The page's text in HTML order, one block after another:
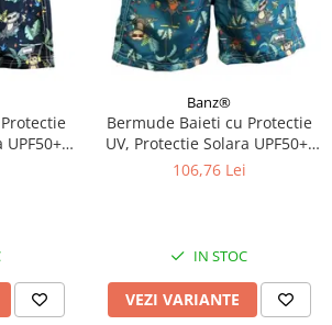
marimi
Banz®
Bermude Baieti cu Protectie
UV, Protectie Solara UPF50+,
Petrol Jungle, Diverse marimi
106,76 Lei
IN STOC
VEZI VARIANTE